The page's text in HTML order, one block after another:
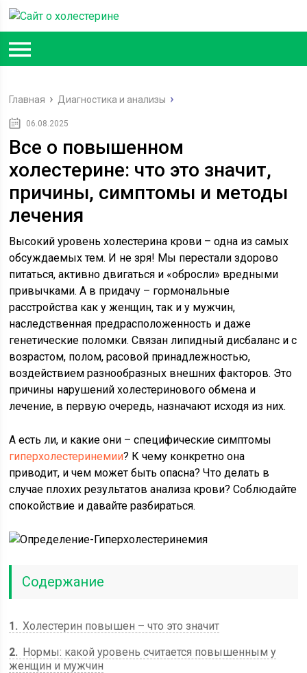
Главная Диагностика и анализы
06.08.2025
Все о повышенном
холестерине: что это значит,
причины, симптомы и методы
лечения
Высокий уровень холестерина крови – одна из самых
обсуждаемых тем. И не зря! Мы перестали здорово
питаться, активно двигаться и «обросли» вредными
привычками. А в придачу – гормональные
расстройства как у женщин, так и у мужчин,
наследственная предрасположенность и даже
генетические поломки. Связан липидный дисбаланс и с
возрастом, полом, расовой принадлежностью,
воздействием разнообразных внешних факторов. Это
причины нарушений холестеринового обмена и
лечение, в первую очередь, назначают исходя из них.
А есть ли, и какие они – специфические симптомы
гиперхолестеринемии? К чему конкретно она
приводит, и чем может быть опасна? Что делать в
случае плохих результатов анализа крови? Соблюдайте
спокойствие и давайте разбираться.
Содержание
1
Холестерин повышен – что это значит
2
Нормы: какой уровень считается повышенным у
женщин и мужчин